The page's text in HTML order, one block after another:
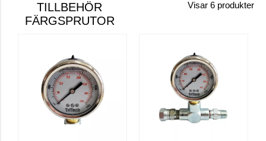
TILLBEHÖR
FÄRGSPRUTOR
Visar 6 produkter